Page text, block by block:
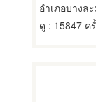
อำเภอบางล
ดู : 15847 ค